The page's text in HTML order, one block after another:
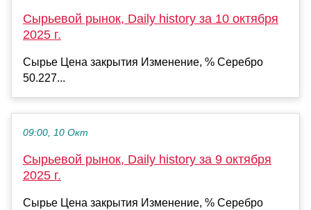
Сырьевой рынок, Daily history за 10 октября
2025 г.
Сырье Цена закрытия Изменение, % Серебро
50.227...
09:00, 10 Окт
Сырьевой рынок, Daily history за 9 октября
2025 г.
Сырье Цена закрытия Изменение, % Серебро